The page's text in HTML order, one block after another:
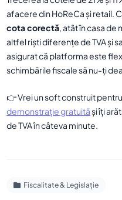
afacere din HoReCa și retail.
cota corectă, atât în casa de
altfel riști diferențe de TVA și
asigurat că platforma este
schimbările fiscale să nu-ți
👉 Vrei un soft construit
demonstrație gratuităși îți
de TVA în câteva minute.
Fiscalitate & Legislație